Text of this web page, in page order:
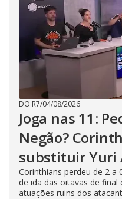
DO R7/04/08/2026
Joga nas 11:
Negão?
substituir Yuri
Corinthians perdeu de 2
de ida das oitavas de
atuações ruins dos